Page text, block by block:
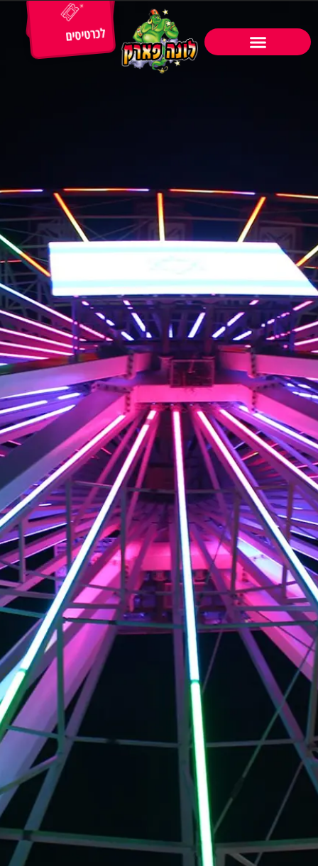
לכרטיסים